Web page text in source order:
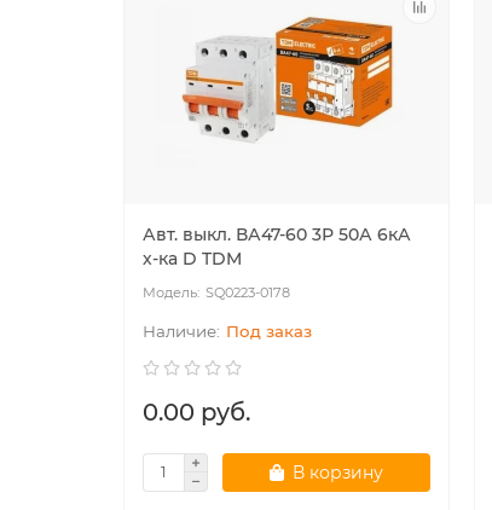
Авт. выкл. ВА47-60 3Р 50А 6кА
х-ка D TDM
SQ0223-0178
Под заказ
0.00 руб.
В корзину